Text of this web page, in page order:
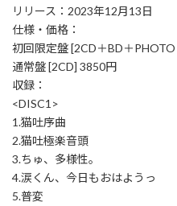
リリース：2023年12月13日
仕様・価格：
初回限定盤 [2CD＋BD＋
通常盤 [2CD] 3850円
収録：
<DISC1>
1.猫吐序曲
2.猫吐極楽音頭
3.ちゅ、多様性。
4.涙くん、今日もおはようっ
5.普変